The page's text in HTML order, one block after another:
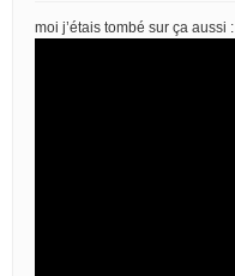
moi j’étais tombé sur ça aussi :